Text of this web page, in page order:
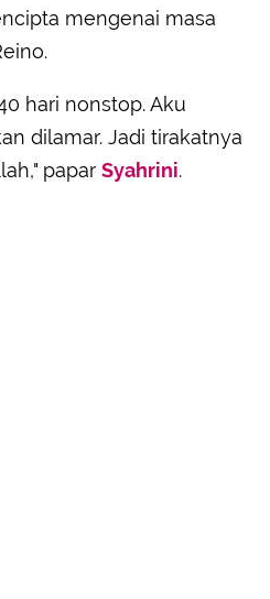
mengenai masa
hari nonstop. Aku
dilamar. Jadi tirakatnya
papar Syahrini.